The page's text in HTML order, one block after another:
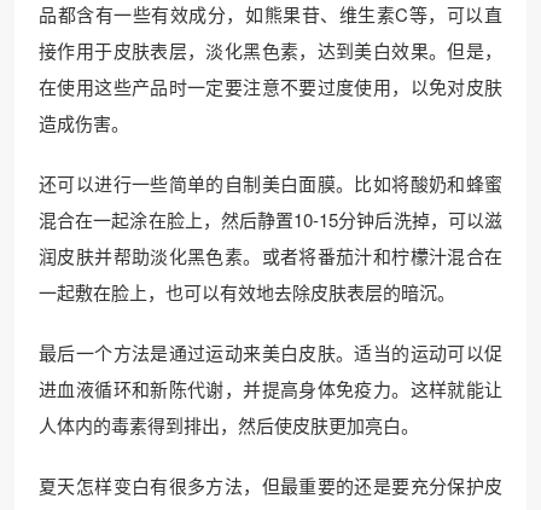
品都含有一些有效成分，如熊果苷、维生素C等，可以直
接作用于皮肤表层，淡化黑色素，达到美白效果。但是，
在使用这些产品时一定要注意不要过度使用，以免对皮肤
造成伤害。
还可以进行一些简单的自制美白面膜。比如将酸奶和蜂蜜
混合在一起涂在脸上，然后静置10-15分钟后洗掉，可以滋
润皮肤并帮助淡化黑色素。或者将番茄汁和柠檬汁混合在
一起敷在脸上，也可以有效地去除皮肤表层的暗沉。
最后一个方法是通过运动来美白皮肤。适当的运动可以促
进血液循环和新陈代谢，并提高身体免疫力。这样就能让
人体内的毒素得到排出，然后使皮肤更加亮白。
夏天怎样变白有很多方法，但最重要的还是要充分保护皮